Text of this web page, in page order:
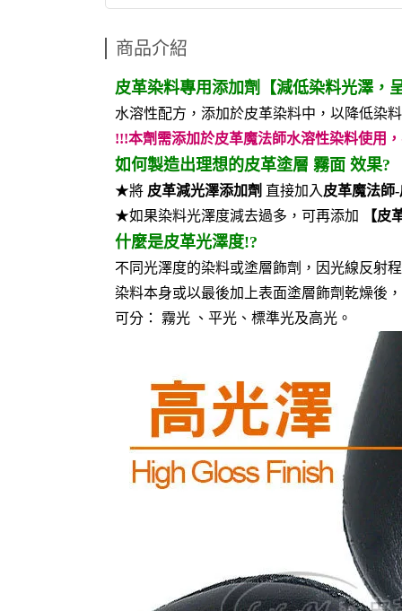
商品介紹
皮革染料專用添加劑【減低染料光澤，
水溶性配方，添加於皮革染料中，以降低染
!!!本劑需添加於皮革魔法師水溶性染料使用
如何製造出理想的皮革塗層 霧面 效果?
★將 皮革減光澤添加劑 直接加入 皮革魔法師
★如果染料光澤度減去過多，可再添加
【皮
什麼是皮革光澤度!?
不同光澤度的染料或塗層飾劑，因光線反射
染料本身或以最後加上表面塗層飾劑乾燥後
可分： 霧光 、平光、標準光及高光。